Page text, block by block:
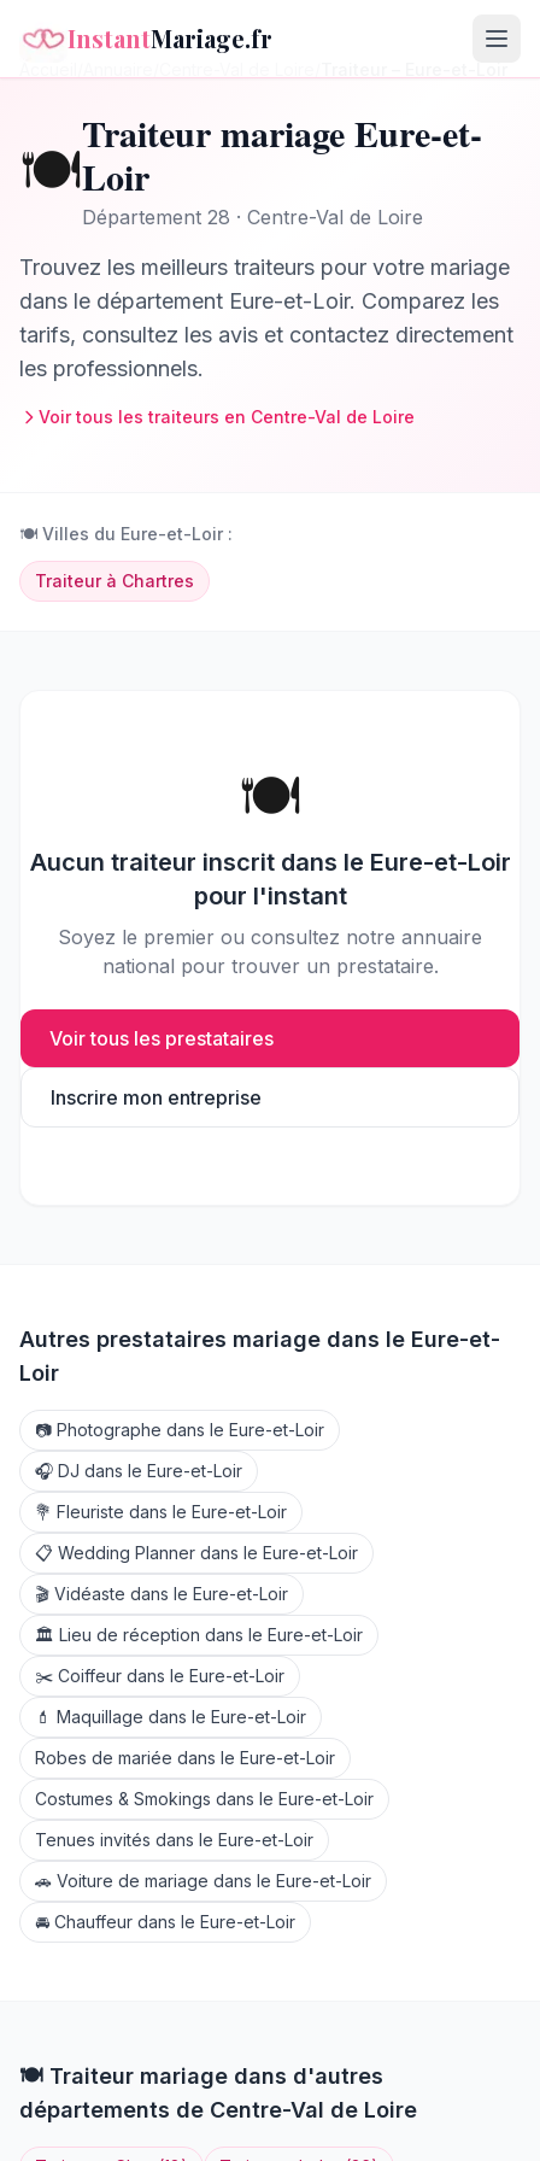
InstantMariage.fr
🍽️
TraiteurmariageEure-et-
Loir
Département 28 · Centre-Val de Loire
Trouvez les meilleurs traiteurs pour votre mariage
dans le département Eure-et-Loir. Comparez les
tarifs, consultez les avis et contactez directement
les professionnels.
Voir tous lestraiteurs en Centre-Val de Loire
🍽️ Villes du Eure-et-Loir :
Traiteurà Chartres
🍽️
Aucun traiteur inscrit dans le Eure-et-Loir
pour l'instant
Soyez le premier ou consultez notre annuaire
national pour trouver un prestataire.
Voir tous les prestataires
Inscrire mon entreprise
Autres prestataires mariage dans le Eure-et-
Loir
📷 Photographe dans le Eure-et-Loir
🎧 DJ dans le Eure-et-Loir
💐 Fleuriste dans le Eure-et-Loir
📋 Wedding Planner dans le Eure-et-Loir
🎬 Vidéaste dans le Eure-et-Loir
🏛️ Lieu de réception dans le Eure-et-Loir
✂️ Coiffeur dans le Eure-et-Loir
💄 Maquillage dans le Eure-et-Loir
Robes de mariée dans le Eure-et-Loir
Costumes & Smokings dans le Eure-et-Loir
Tenues invités dans le Eure-et-Loir
🚗 Voiture de mariage dans le Eure-et-Loir
🚘 Chauffeur dans le Eure-et-Loir
🍽️ Traiteur mariage dans d'autres
départements de Centre-Val de Loire